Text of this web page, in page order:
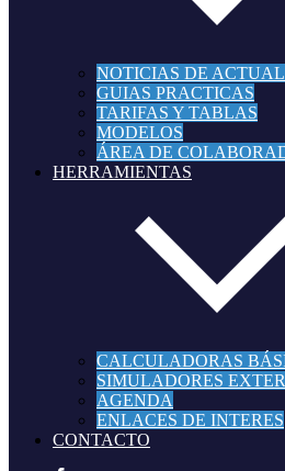
NOTICIAS DE
GUIAS PRACTICAS
TARIFAS Y TABLAS
MODELOS
ÁREA DE
HERRAMIENTAS
CALCULADORAS
SIMULADORES
AGENDA
ENLACES DE INTERES
CONTACTO